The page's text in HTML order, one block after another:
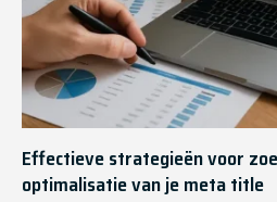
Effectieve strategieën voor
optimalisatie van je meta title